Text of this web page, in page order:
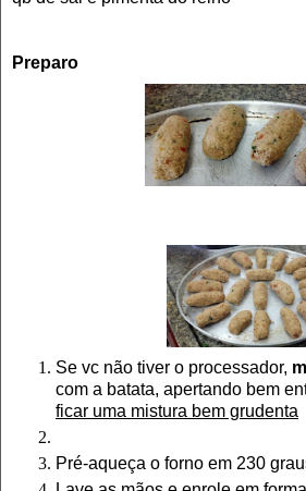
Preparo
Se vc não tiver o processador,
com a batata, apertando bem
ficar uma mistura bem grudenta
Pré-aqueça o forno em 230